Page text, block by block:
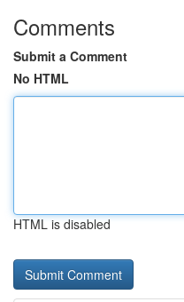
Comments
Submit a Comment
No HTML
HTML is disabled